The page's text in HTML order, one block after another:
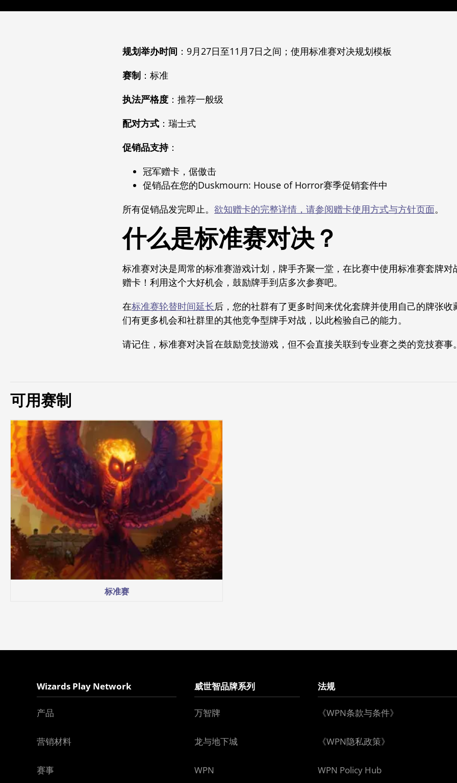
规划举办时间 ：9月27日至11月7日之间；使用标准赛对决规划模板
赛制 ：标准
执法严格度 ：推荐一般级
配对方式 ：瑞士式
促销品支持：
冠军赠卡，倨傲击
促销品在您的Duskmourn: House of Horror赛季促销套件中
所有促销品发完即止。 欲知赠卡的完整详情，请参阅赠卡使用方式与方针页面。
什么是标准赛对决？
标准赛对决是周常的标准赛游戏计划，牌手齐聚一堂，在比赛中使用标准赛套牌
赠卡！利用这个大好机会，鼓励牌手到店多次参赛吧。
在标准赛轮替时间延长后，您的社群有了更多时间来优化套牌并使用自己的牌张
们有更多机会和社群里的其他竞争型牌手对战，以此检验自己的能力。
请记住，标准赛对决旨在鼓励竞技游戏，但不会直接关联到专业赛之类的竞技赛事
可用赛制
标准赛
Wizards Play Network
产品
营销材料
赛事
威世智品牌系列
万智牌
龙与地下城
WPN
法规
《WPN条款与条件》
《WPN隐私政策》
WPN Policy Hub